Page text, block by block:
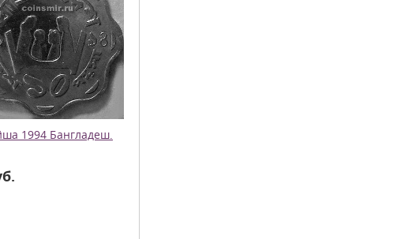
1994 Бангладеш.